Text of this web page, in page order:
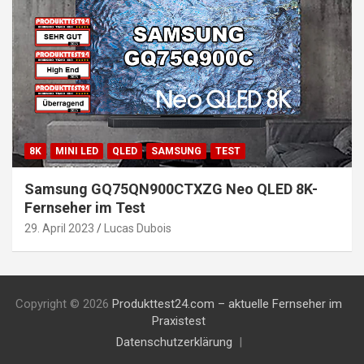
8K MINI LED QLED SAMSUNG TEST
Samsung GQ75QN900CTXZG Neo QLED 8K-
Fernseher im Test
29. April 2023 Lucas Dubois
Copyright © 2026 Produkttest24.com – aktuelle Fernseher im
Praxistest
Datenschutzerklärung